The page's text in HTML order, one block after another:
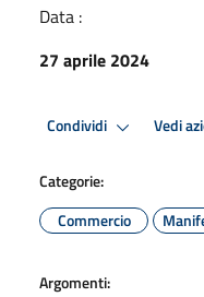
Data :
27 aprile 2024
Condividi Vedi
Categorie:
Commercio
Argomenti: